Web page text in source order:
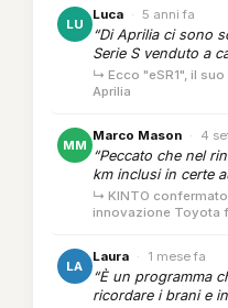
LU
Luca · 5 anni fa
“Di Aprilia ci sono
Serie S venduto a
↳ Ecco "eSR1", il
Aprilia
MM
Marco Mason · 4
“Peccato che nel
km inclusi in certe
↳ KINTO
innovazione Toyota
LA
Laura · 1 mese fa
“È un programma
ricordare i brani e